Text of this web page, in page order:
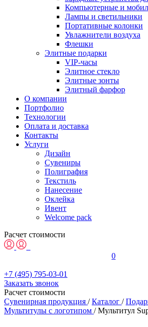
Компьютерные и
Лампы и светильники
Портативные колонки
Увлажнители воздуха
Флешки
Элитные подарки
VIP-часы
Элитное стекло
Элитные зонты
Элитный фарфор
О компании
Портфолио
Технологии
Оплата и доставка
Контакты
Услуги
Дизайн
Сувениры
Полиграфия
Текстиль
Нанесение
Оклейка
Ивент
Welcome pack
Расчет стоимости
0
+7 (495) 795-03-01
Заказать звонок
Расчет стоимости
Сувенирная продукция / Каталог /
Мультитулы с логотипом / Мультитул